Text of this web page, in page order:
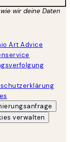
wir deine Daten
Art Advice
verwalten